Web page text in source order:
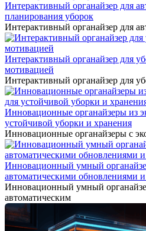
Интерактивный органайзер для
планирования уборок
Интерактивный органайзер для
Интерактивный органайзер для
мотивацией
Интерактивный органайзер для
Инновационные органайзеры из
устойчивой уборки и хранения
Инновационные органайзеры с
Инновационный умный
автоматическими обновлениями
Инновационный умный
автоматическим